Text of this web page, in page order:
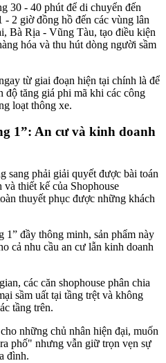
30 - 40 phút để di chuyển đến
2 giờ đồng hồ đến các vùng lân
Bà Rịa - Vũng Tàu, tạo điều kiện
hóa và thu hút dòng người sầm
từ giai đoạn hiện tại chính là để
tăng giá phi mã khi các công
loạt thông xe.
1”: An cư và kinh doanh
sang phải giải quyết được bài toán
thiết kế của Shophouse
thuyết phục được những khách
1” đầy thông minh, sản phẩm này
cả nhu cầu an cư lẫn kinh doanh
các căn shophouse phân chia
sầm uất tại tầng trệt và không
tầng trên.
những chủ nhân hiện đại, muốn
phố" nhưng vẫn giữ trọn vẹn sự
đình.